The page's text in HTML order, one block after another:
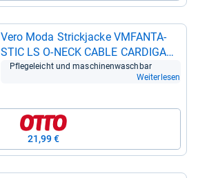
Vero Moda Strickja­cke VMFAN­TA­
STIC LS O-​NECK CABLE CAR­DI­GAN
blau S (36)
Pfle­ge­leicht und maschi­nen­wasch­bar
Weiterlesen
21,99 €